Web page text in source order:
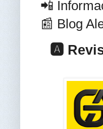
📲
📰 Blog
🅰️